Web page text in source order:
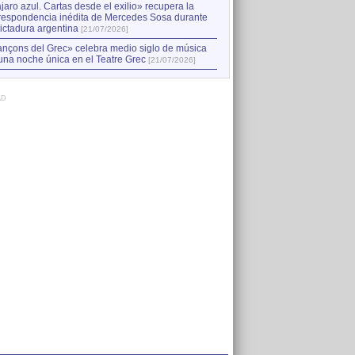
azul. Cartas desde el exilio» recupera la
inédita de Mercedes Sosa durante
argentina [21/07/2026]
del Grec» celebra medio siglo de música
noche única en el Teatre Grec [21/07/2026]